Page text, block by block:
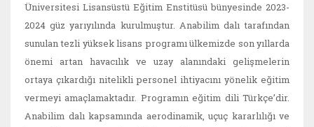
Üniversitesi Lisansüstü Eğitim Enstitüsü bünyesinde 2023-
2024 güz yarıyılında kurulmuştur. Anabilim dalı tarafından
sunulan tezli yüksek lisans programı ülkemizde son yıllarda
önemi artan havacılık ve uzay alanındaki gelişmelerin
ortaya çıkardığı nitelikli personel ihtiyacını yönelik eğitim
vermeyi amaçlamaktadır. Programın eğitim dili Türkçe’dir.
Anabilim dalı kapsamında aerodinamik, uçuç kararlılığı ve